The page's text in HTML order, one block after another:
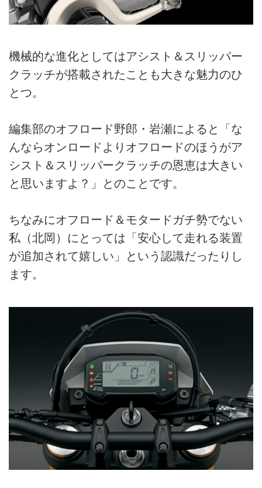
機械的な進化としてはアシスト＆スリッパー
クラッチが搭載されたことも大きな魅力のひ
とつ。
編集部のオフロード野郎・岩瀬によると「な
んならオンロードよりオフロードのほうがア
シスト＆スリッパークラッチの恩恵は大きい
と思いますよ？」とのことです。
ちなみにオフロード＆モタードガチ勢でない
私（北岡）にとっては「安心して走れる装置
が追加されて嬉しい」という認識だったりし
ます。